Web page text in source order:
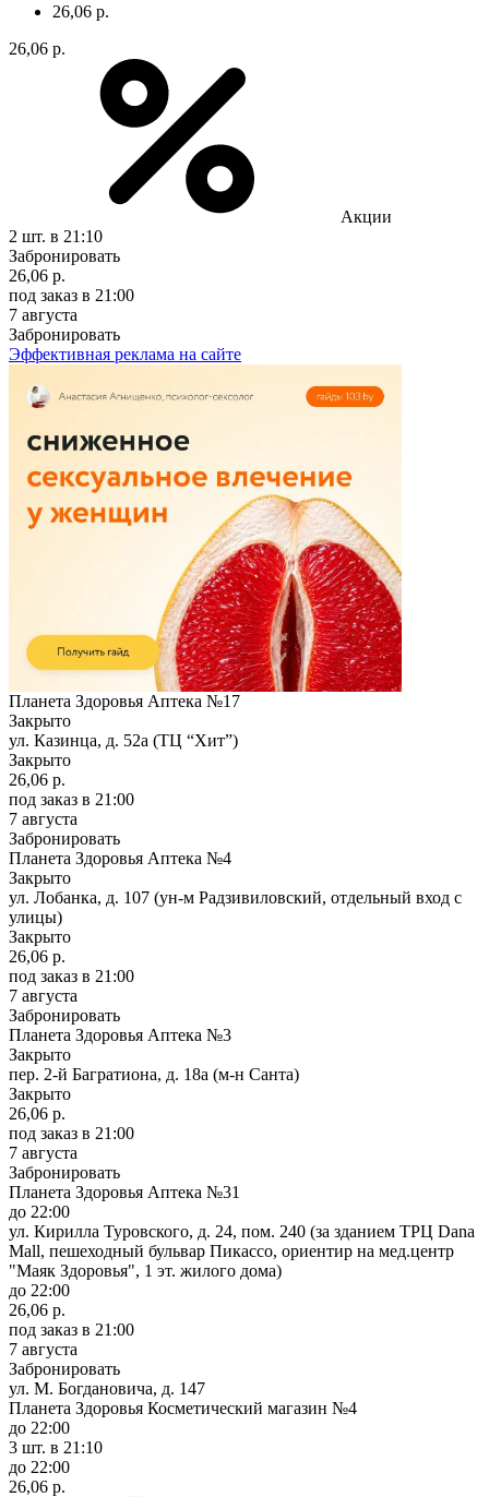
26,06 р.
26,06 р.
Акции
2 шт. в 21:10
Забронировать
26,06 р.
под заказ в 21:00
7 августа
Забронировать
Эффективная реклама на сайте
Планета Здоровья Аптека №17
Закрыто
ул. Казинца, д. 52а (ТЦ “Хит”)
Закрыто
26,06 р.
под заказ в 21:00
7 августа
Забронировать
Планета Здоровья Аптека №4
Закрыто
ул. Лобанка, д. 107 (ун-м Радзивиловский, отдельный вход с
улицы)
Закрыто
26,06 р.
под заказ в 21:00
7 августа
Забронировать
Планета Здоровья Аптека №3
Закрыто
пер. 2-й Багратиона, д. 18а (м-н Санта)
Закрыто
26,06 р.
под заказ в 21:00
7 августа
Забронировать
Планета Здоровья Аптека №31
до 22:00
ул. Кирилла Туровского, д. 24, пом. 240 (за зданием ТРЦ Dana
Mall, пешеходный бульвар Пикассо, ориентир на мед.центр
"Маяк Здоровья", 1 эт. жилого дома)
до 22:00
26,06 р.
под заказ в 21:00
7 августа
Забронировать
ул. М. Богдановича, д. 147
Планета Здоровья Косметический магазин №4
до 22:00
3 шт. в 21:10
до 22:00
26,06 р.